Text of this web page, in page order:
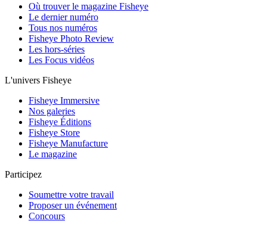
Où trouver le magazine Fisheye
Le dernier numéro
Tous nos numéros
Fisheye Photo Review
Les hors-séries
Les Focus vidéos
L'univers Fisheye
Fisheye Immersive
Nos galeries
Fisheye Éditions
Fisheye Store
Fisheye Manufacture
Le magazine
Participez
Soumettre votre travail
Proposer un événement
Concours